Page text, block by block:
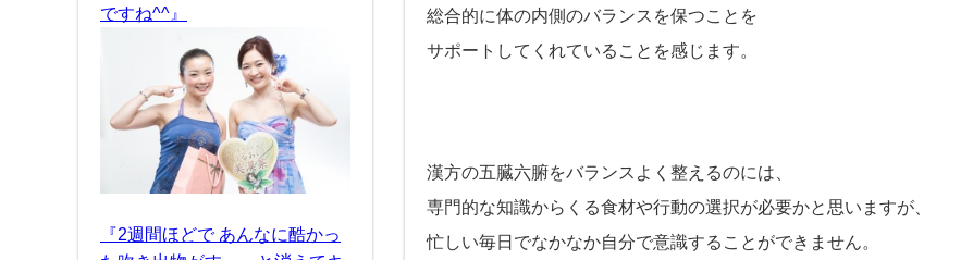
総合的に体の内側のバランスを保つことを
サポートしてくれていることを感じます。
漢方の五臓六腑をバランスよく整えるのには、
専門的な知識からくる食材や行動の選択が必要かと思いますが、
忙しい毎日でなかなか自分で意識することができません。
ですね^^』
『2週間ほどで あんなに酷かっ